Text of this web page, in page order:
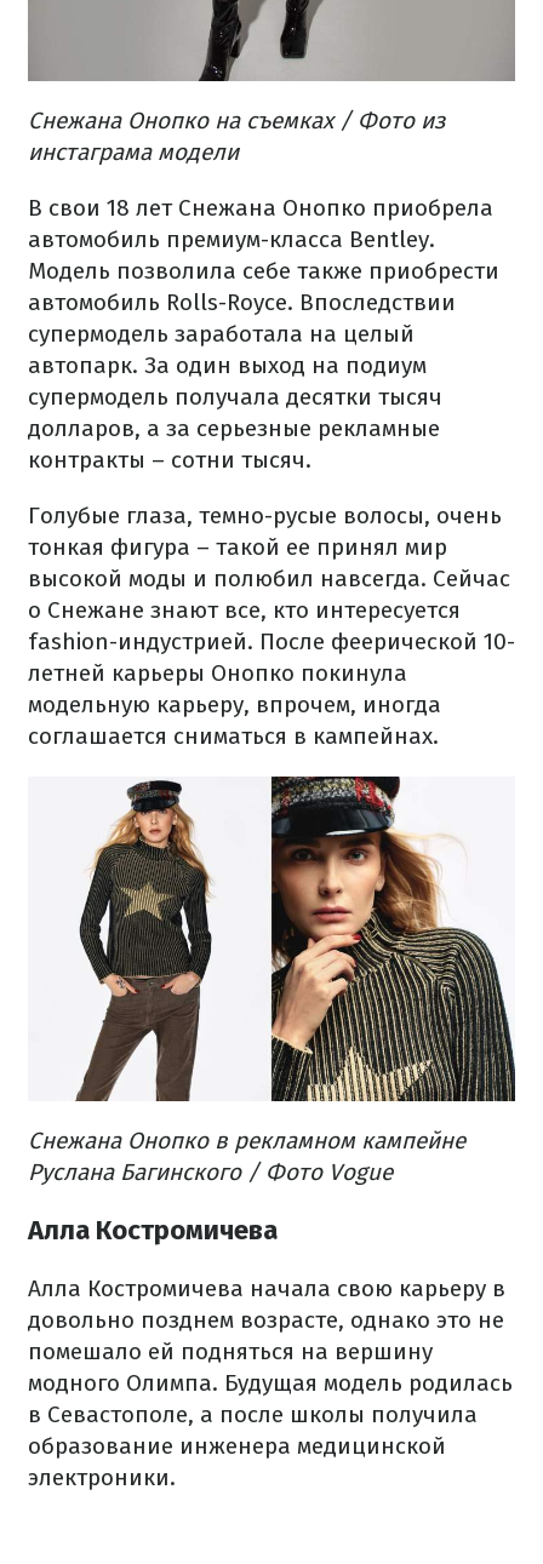
Снежана Онопко на съемках / Фото из
инстаграма модели
В свои 18 лет Снежана Онопко приобрела
автомобиль премиум-класса Bentley.
Модель позволила себе также приобрести
автомобиль Rolls-Royce. Впоследствии
супермодель заработала на целый
автопарк. За один выход на подиум
супермодель получала десятки тысяч
долларов, а за серьезные рекламные
контракты – сотни тысяч.
Голубые глаза, темно-русые волосы, очень
тонкая фигура – такой ее принял мир
высокой моды и полюбил навсегда. Сейчас
о Снежане знают все, кто интересуется
fashion-индустрией. После феерической 10-
летней карьеры Онопко покинула
модельную карьеру, впрочем, иногда
соглашается сниматься в кампейнах.
Снежана Онопко в рекламном кампейне
Руслана Багинского / Фото Vogue
Алла Костромичева
Алла Костромичева начала свою карьеру в
довольно позднем возрасте, однако это не
помешало ей подняться на вершину
модного Олимпа. Будущая модель родилась
в Севастополе, а после школы получила
образование инженера медицинской
электроники.